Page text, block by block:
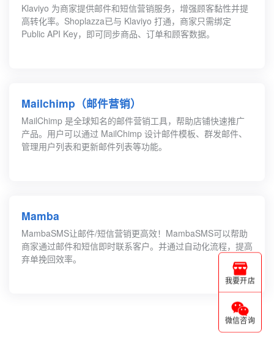
Klaviyo 为商家提供邮件和短信营销服务，增强顾客黏性并提
高转化率。Shoplazza已与 Klaviyo 打通，商家只需绑定
Public API Key，即可同步商品、订单和顾客数据。
Mailchimp（邮件营销）
MailChimp 是全球知名的邮件营销工具，帮助店铺快速推广
产品。用户可以通过 MailChimp 设计邮件模板、群发邮件、
管理用户列表和更新邮件列表等功能。
Mamba
MambaSMS让邮件/短信营销更高效！MambaSMS可以帮助
商家通过邮件和短信即时联系客户。并通过自动化流程，提高
弃单挽回效率。
我要开店
微信咨询